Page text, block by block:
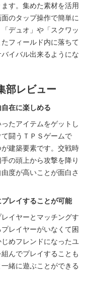
す。集めた素材を活用
のタップ操作で簡単に
デュオ」や「スクワッ
フィールド内に落ちて
イバル出来るようにな
部レビュー
在に楽しめる
たアイテムをゲットし
闘うＴＰＳゲームで
建築要素です。交戦時
の頭上から攻撃を降り
度が高いことが面白さ
レイすることが可能
イヤーとマッチングす
レイヤーがいなくて困
めフレンドになったユ
んでプレイすることも
緒に遊ぶことができる